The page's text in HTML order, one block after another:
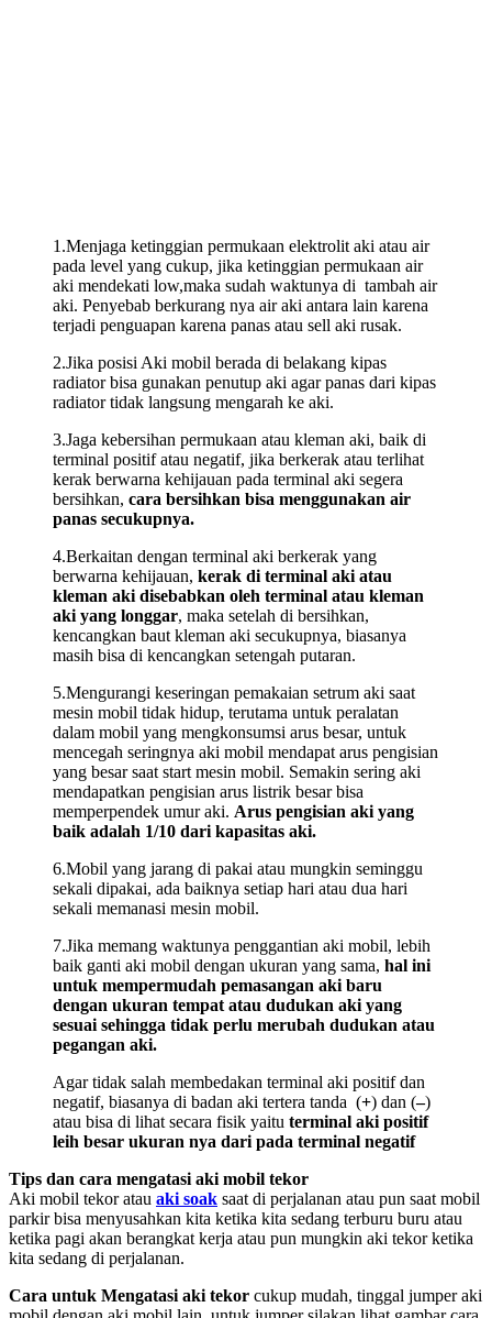
1.Menjaga ketinggian permukaan elektrolit aki atau air
pada level yang cukup, jika ketinggian permukaan air
aki mendekati low,maka sudah waktunya di tambah air
aki. Penyebab berkurang nya air aki antara lain karena
terjadi penguapan karena panas atau sell aki rusak.
2.Jika posisi Aki mobil berada di belakang kipas
radiator bisa gunakan penutup aki agar panas dari kipas
radiator tidak langsung mengarah ke aki.
3.Jaga kebersihan permukaan atau kleman aki, baik di
terminal positif atau negatif, jika berkerak atau terlihat
kerak berwarna kehijauan pada terminal aki segera
bersihkan, cara bersihkan bisa menggunakan air
panas secukupnya.
4.Berkaitan dengan terminal aki berkerak yang
berwarna kehijauan, kerak di terminal aki atau
kleman aki disebabkan oleh terminal atau kleman
aki yang longgar, maka setelah di bersihkan,
kencangkan baut kleman aki secukupnya, biasanya
masih bisa di kencangkan setengah putaran.
5.Mengurangi keseringan pemakaian setrum aki saat
mesin mobil tidak hidup, terutama untuk peralatan
dalam mobil yang mengkonsumsi arus besar, untuk
mencegah seringnya aki mobil mendapat arus pengisian
yang besar saat start mesin mobil. Semakin sering aki
mendapatkan pengisian arus listrik besar bisa
memperpendek umur aki. Arus pengisian aki yang
baik adalah 1/10 dari kapasitas aki.
6.Mobil yang jarang di pakai atau mungkin seminggu
sekali dipakai, ada baiknya setiap hari atau dua hari
sekali memanasi mesin mobil.
7.Jika memang waktunya penggantian aki mobil, lebih
baik ganti aki mobil dengan ukuran yang sama, hal ini
untuk mempermudah pemasangan aki baru
dengan ukuran tempat atau dudukan aki yang
sesuai sehingga tidak perlu merubah dudukan atau
pegangan aki.
Agar tidak salah membedakan terminal aki positif dan
negatif, biasanya di badan aki tertera tanda (+) dan (–)
atau bisa di lihat secara fisik yaitu terminal aki positif
leih besar ukuran nya dari pada terminal negatif
Tips dan cara mengatasi aki mobil tekor
Aki mobil tekor atau aki soak saat di perjalanan atau pun saat mobil
parkir bisa menyusahkan kita ketika kita sedang terburu buru atau
ketika pagi akan berangkat kerja atau pun mungkin aki tekor ketika
kita sedang di perjalanan.
Cara untuk Mengatasi aki tekor cukup mudah, tinggal jumper aki